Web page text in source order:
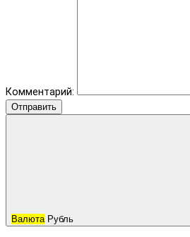
Комментарий:
Отправить
Валюта Рубль